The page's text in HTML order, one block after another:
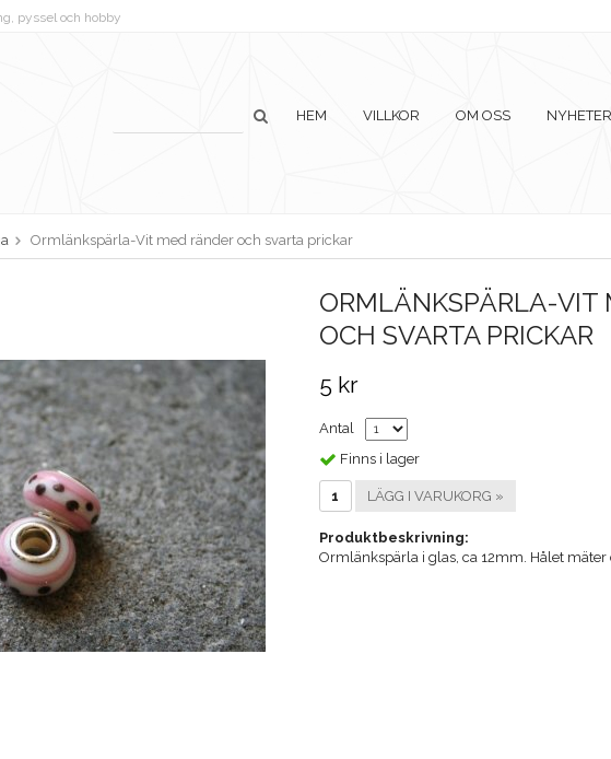
pyssel och hobby
HEM VILLKOR OM OSS NYHETER
Ormlänkspärla-Vit med ränder och svarta prickar
ORMLÄNKSPÄRLA-VIT
OCH SVARTA PRICKAR
5 kr
Antal
Finns i lager
LÄGG I VARUKORG »
Produktbeskrivning:
Ormlänkspärla i glas, ca 12mm. Hålet mäter